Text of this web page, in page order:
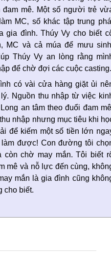
đam mê. Một số người trẻ
MC, số khác tập trung
gia đình. Thúy Vy cho biết
MC và cả múa để mưu
Thúy Vy an lòng rằng
để chờ đợi các cuộc casting.
có vài cửa hàng giặt ủi
Nguồn thu nhập từ việc
an tâm theo đuổi đam
nhập nhưng mục tiêu khi
để kiếm một số tiền lớn
được! Con đường tôi
chờ may mắn. Tôi biết
mê và nỗ lực đến cùng,
mắn là gia đình cũng
cho biết.